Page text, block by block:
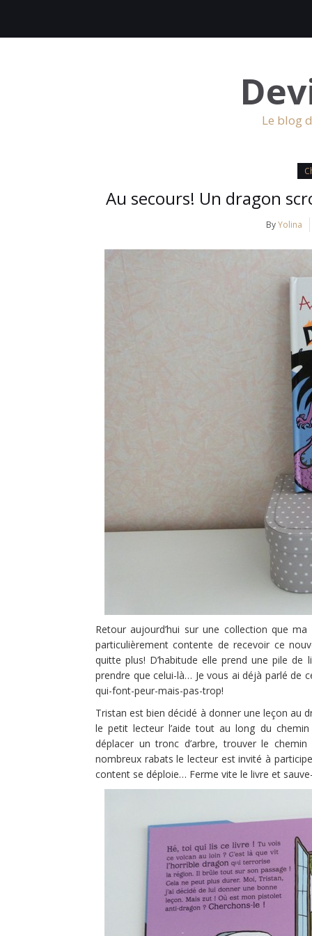
Le blog
Au secours! Un dragon
ByYolina
Retour aujourd’hui sur une collection que ma
particulièrement contente de recevoir ce
quitte plus! D’habitude elle prend une pile
prendre que celui-là… Je vous ai déjà parlé de
qui-font-peur-mais-pas-trop!
Tristan est bien décidé à donner une leçon au
le petit lecteur l’aide tout au long du
déplacer un tronc d’arbre, trouver le
nombreux rabats le lecteur est invité à
content se déploie… Ferme vite le livre et